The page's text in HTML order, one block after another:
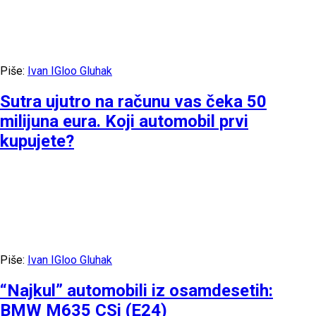
Piše: Ivan IGloo Gluhak
Sutra ujutro na računu vas čeka 50
milijuna eura. Koji automobil prvi
kupujete?
Piše: Ivan IGloo Gluhak
“Najkul” automobili iz osamdesetih:
BMW M635 CSi (E24)